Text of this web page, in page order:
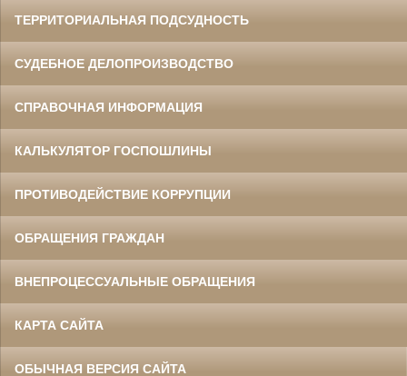
ТЕРРИТОРИАЛЬНАЯ ПОДСУДНОСТЬ
СУДЕБНОЕ ДЕЛОПРОИЗВОДСТВО
СПРАВОЧНАЯ ИНФОРМАЦИЯ
КАЛЬКУЛЯТОР ГОСПОШЛИНЫ
ПРОТИВОДЕЙСТВИЕ КОРРУПЦИИ
ОБРАЩЕНИЯ ГРАЖДАН
ВНЕПРОЦЕССУАЛЬНЫЕ ОБРАЩЕНИЯ
КАРТА САЙТА
ОБЫЧНАЯ ВЕРСИЯ САЙТА